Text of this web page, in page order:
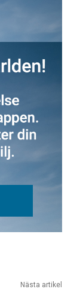
Nästa artikel